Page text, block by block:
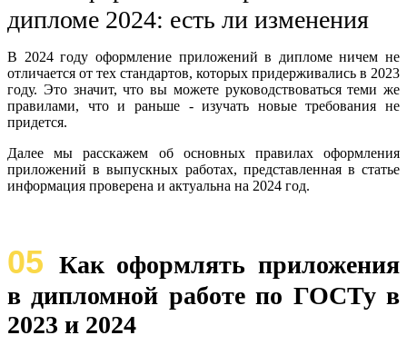
дипломе 2024: есть ли изменения
В 2024 году оформление приложений в дипломе ничем не
отличается от тех стандартов, которых придерживались в 2023
году. Это значит, что вы можете руководствоваться теми же
правилами, что и раньше - изучать новые требования не
придется.
Далее мы расскажем об основных правилах оформления
приложений в выпускных работах, представленная в статье
информация проверена и актуальна на 2024 год.
05 Как оформлять приложения
в дипломной работе по ГОСТу в
2023 и 2024